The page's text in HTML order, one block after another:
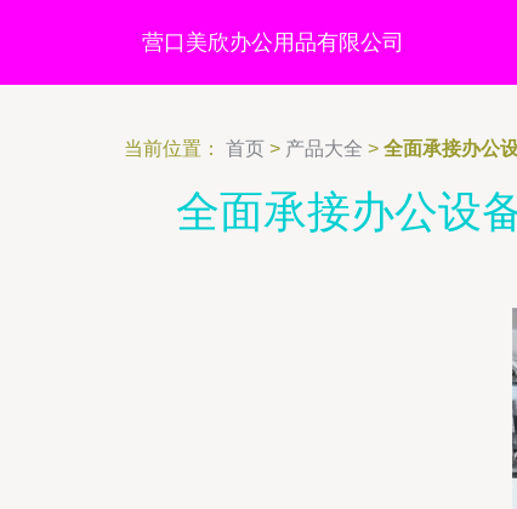
营口美欣办公用品有限公司
当前位置： 首页 > 产品大全 > 全面承接办公
全面承接办公设